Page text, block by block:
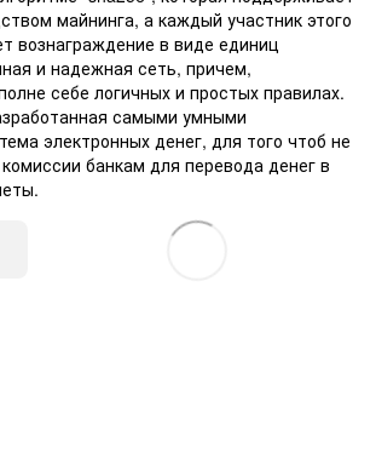
майнинга, а каждый участник этого
вознаграждение в виде единиц
и надежная сеть, причем,
себе логичных и простых правилах.
самыми умными
электронных денег, для того чтоб не
банкам для перевода денег в